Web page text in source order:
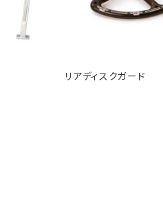
リアディスクガード